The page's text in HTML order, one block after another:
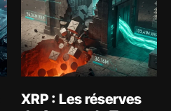
XRP : Les réserves